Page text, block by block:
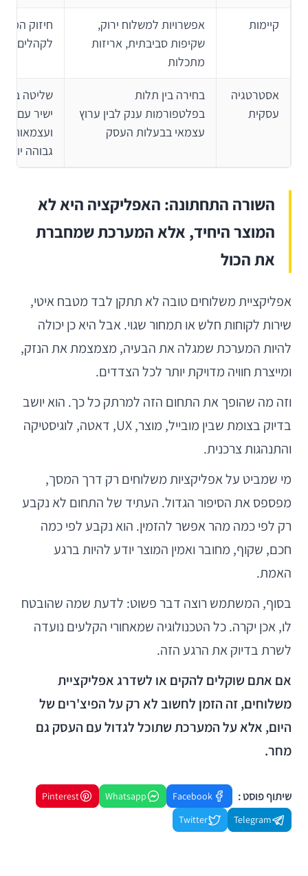
קיימות
אפשרויות למשלוח ירוק,
שקיפות סביבתית, אריזות
מתכלות
חיזוק
לקהלים
אסטרטגיה
עסקית
בחירה בין תלות
בפלטפורמות ענק לבין ערוץ
עצמאי בבעלות העסק
שליטה
ישיר עם
ועצמאות
גבוהה יותר
השורה התחתונה: האפליקציה היא לא
המוצר היחיד, אלא המערכת שמחברת
את הכול
אפליקציית משלוחים טובה לא תתקן לבד מטבח איטי,
שירות לקוחות חלש או תמחור שגוי. אבל היא כן יכולה
להיות המערכת שמגלה את הבעיה, מצמצמת את הנזק,
ומייצרת חוויה מדויקת יותר לכל הצדדים.
וזה מה שהופך את התחום הזה למרתק כל כך. הוא יושב
בדיוק בצומת שבין מובייל, מוצר, UX, דאטה, לוגיסטיקה
והתנהגות צרכנית.
מי שמביט על אפליקציות משלוחים רק דרך המסך,
מפספס את הסיפור הגדול. העתיד של התחום לא נקבע
רק לפי כמה מהר אפשר להזמין. הוא נקבע לפי כמה
חכם, שקוף, מחובר ואמין המוצר יודע להיות ברגע
האמת.
בסוף, המשתמש רוצה דבר פשוט: לדעת שמה שהובטח
לו, אכן יקרה. כל הטכנולוגיה שמאחורי הקלעים נועדה
לשרת בדיוק את הרגע הזה.
אם אתם שוקלים להקים או לשדרג אפליקציית
משלוחים, זה הזמן לחשוב לא רק על הפיצ'רים של
היום, אלא על המערכת שתוכל לגדול עם העסק גם
מחר.
שיתוף פוסט : Facebook
Whatsapp
Pinterest
Telegram
Twitter